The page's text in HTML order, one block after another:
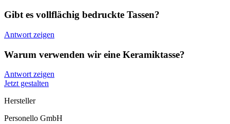
Gibt es vollflächig bedruckte Tassen?
Antwort zeigen
Warum verwenden wir eine Keramiktasse?
Antwort zeigen
Jetzt gestalten
Hersteller
Personello GmbH